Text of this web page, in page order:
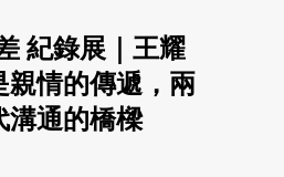
紀錄展｜王耀
親情的傳遞，兩
溝通的橋樑